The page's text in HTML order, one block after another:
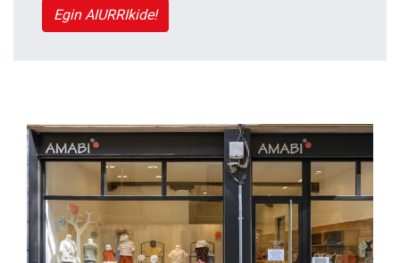
Egin AIURRIkide!